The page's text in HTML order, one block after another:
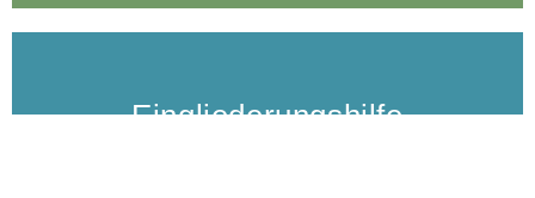
Eingliederungs­hilfe